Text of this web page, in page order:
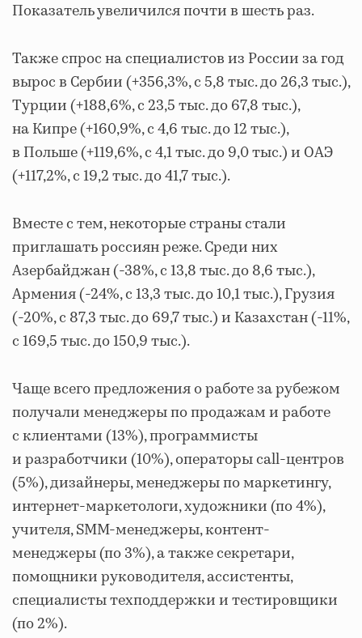
Показатель увеличился почти в шесть раз.
Также спрос на специалистов из России за год
вырос в Сербии (+356,3%, с 5,8 тыс. до 26,3 тыс.),
Турции (+188,6%, с 23,5 тыс. до 67,8 тыс.),
на Кипре (+160,9%, с 4,6 тыс. до 12 тыс.),
в Польше (+119,6%, с 4,1 тыс. до 9,0 тыс.) и ОАЭ
(+117,2%, с 19,2 тыс. до 41,7 тыс.).
Вместе с тем, некоторые страны стали
приглашать россиян реже. Среди них
Азербайджан (-38%, с 13,8 тыс. до 8,6 тыс.),
Армения (-24%, с 13,3 тыс. до 10,1 тыс.), Грузия
(-20%, с 87,3 тыс. до 69,7 тыс.) и Казахстан (-11%,
с 169,5 тыс. до 150,9 тыс.).
Чаще всего предложения о работе за рубежом
получали менеджеры по продажам и работе
с клиентами (13%), программисты
и разработчики (10%), операторы call-центров
(5%), дизайнеры, менеджеры по маркетингу,
интернет-маркетологи, художники (по 4%),
учителя, SMM-менеджеры, контент-
менеджеры (по 3%), а также секретари,
помощники руководителя, ассистенты,
специалисты техподдержки и тестировщики
(по 2%).